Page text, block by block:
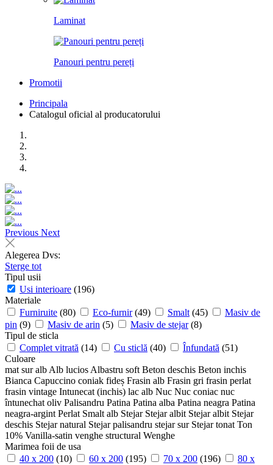
Laminat
Panouri pentru pereți
Promotii
Principala
Catalogul oficial al producatorului
Previous Next
Alegerea Dvs:
Sterge tot
Tipul usii
Usi interioare (196)
Materiale
Furniruite (80) Eco-furnir (49) Smalt (45)
Masiv de
pin (9) Masiv de arin (5) Masiv de stejar (8)
Tipul de sticla
Complet vitrată (14) Cu sticlă (40) Înfundată (51)
Culoare
mat suralb Alb lucios Albastru soft Beton deschis Beton inchis
Bianca Capuccino coniak fideș Frasin alb Frasin gri frasin perlat
frasin vintage Intunecat (inchis) lac alb Nuc Nuc coniac nuc
întunechat oliv Palisandru Patina Patina alba Patina neagra Patina
neagra-argint Perlat Smalt alb Stejar Stejar albit Stejar albit Stejar
deschis Stejar natural Stejar palisandru stejar sur Stejar tonat Ton
10% Vanilla-satin venghe structural Wenghe
Marimea foii de usa
40 x 200 (10) 60 x 200 (195) 70 x 200 (196)
80 x